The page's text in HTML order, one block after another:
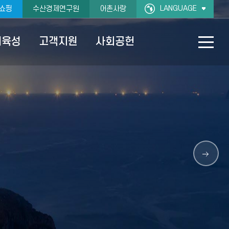
핑 수산경제연구원 어촌사랑 LANGUAGE
성 고객지원 사회공헌